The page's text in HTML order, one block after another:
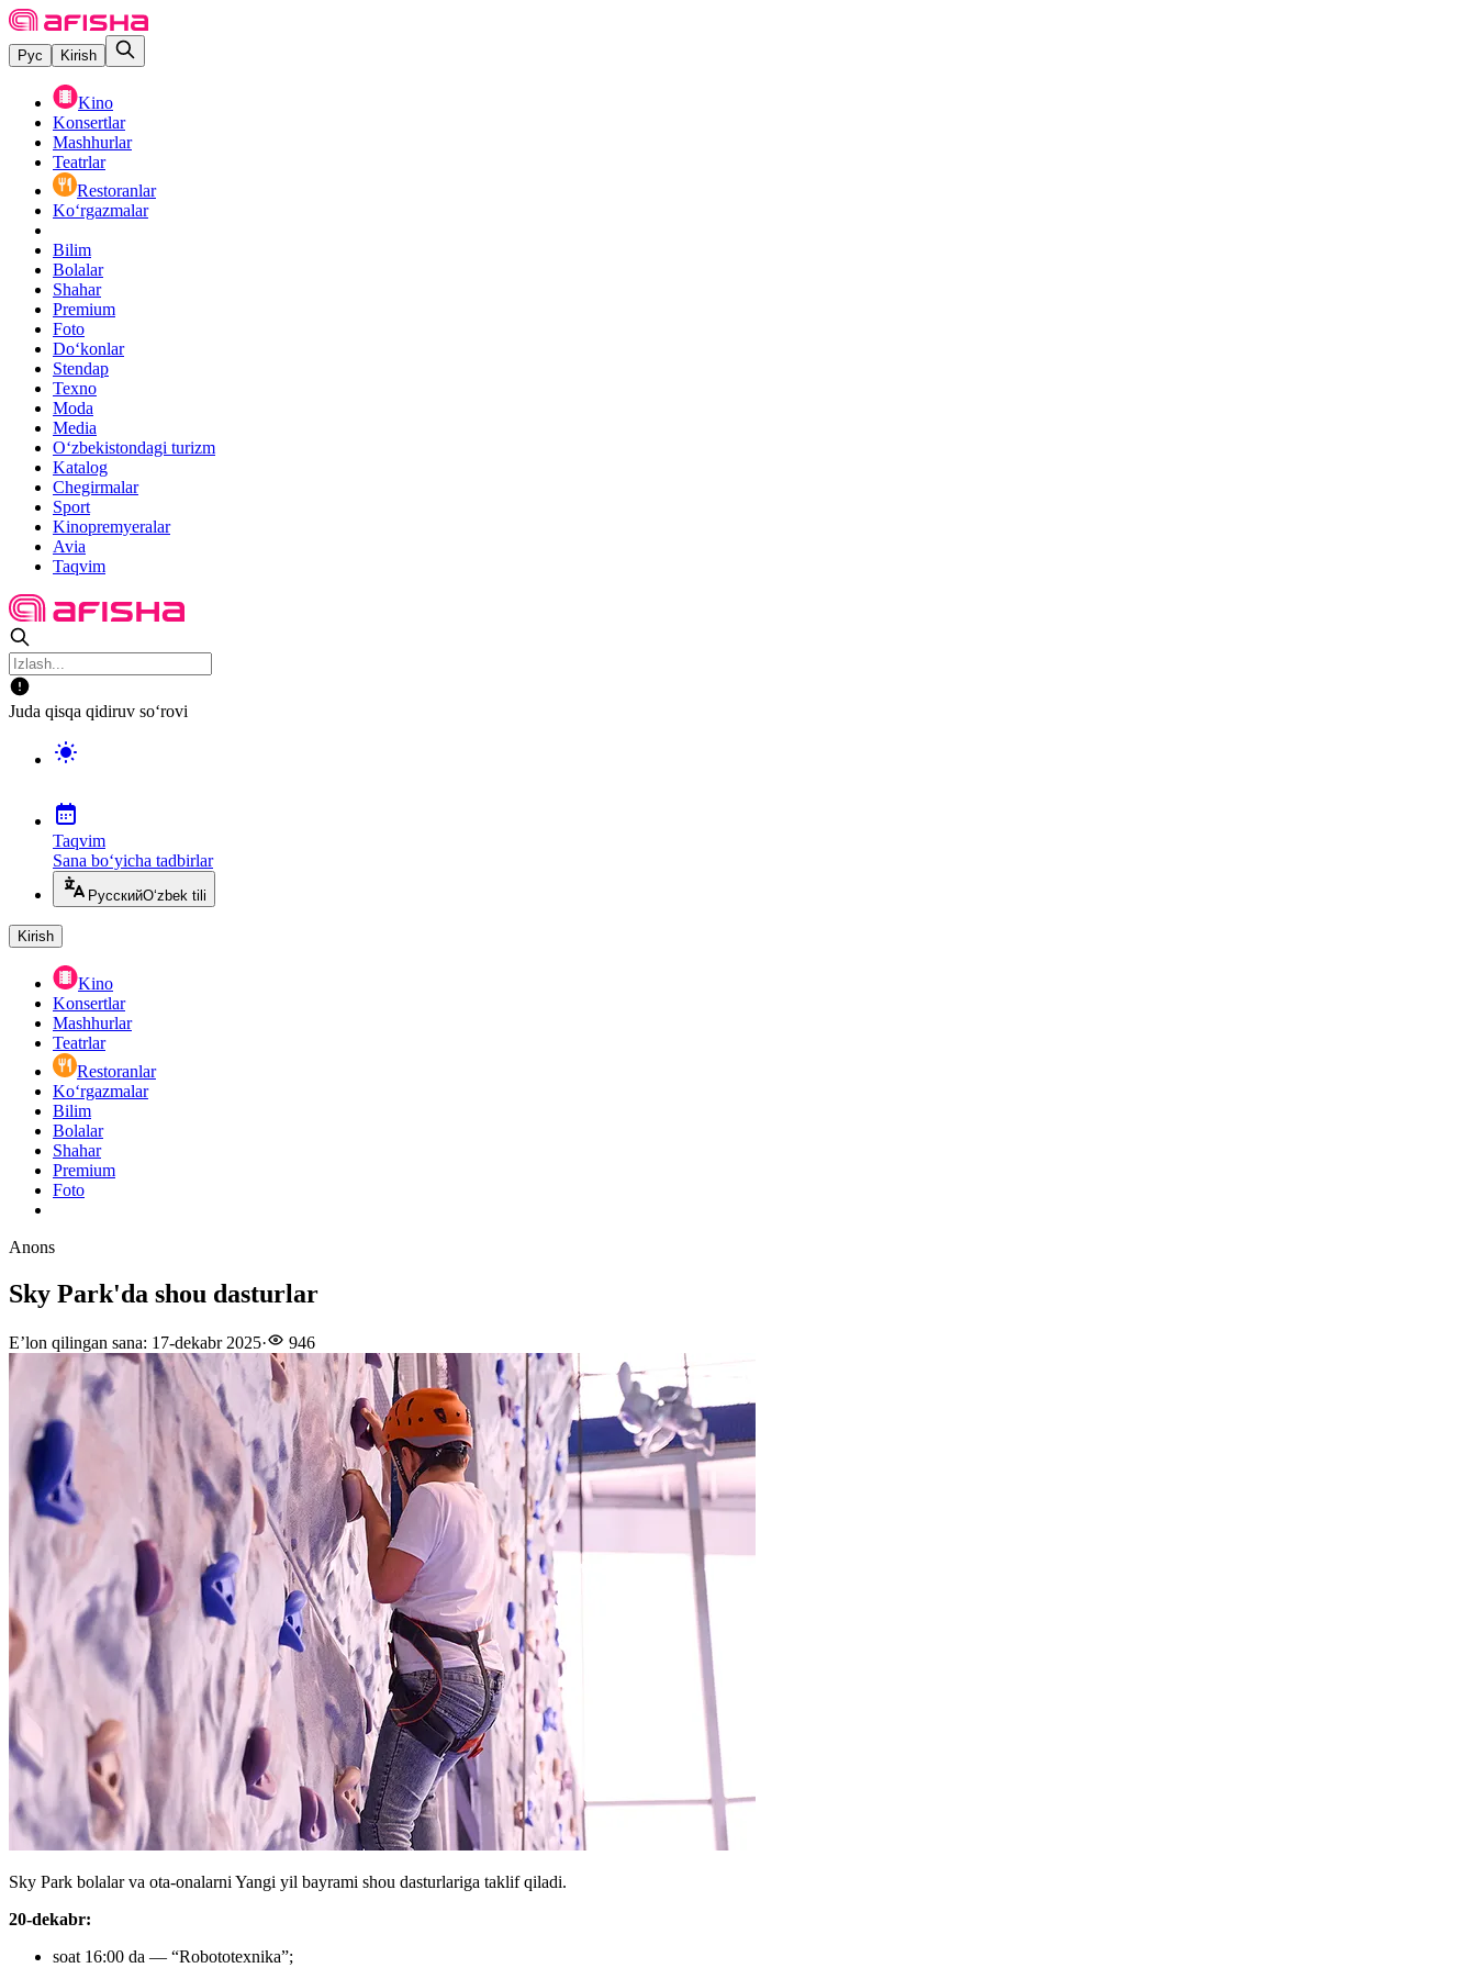
Рус Kirish
Kino
Konsertlar
Mashhurlar
Teatrlar
Restoranlar
Ko‘rgazmalar
Bilim
Bolalar
Shahar
Premium
Foto
Do‘konlar
Stendap
Texno
Moda
Media
O‘zbekistondagi turizm
Katalog
Chegirmalar
Sport
Kinopremyeralar
Avia
Taqvim
Juda qisqa qidiruv so‘rovi
Taqvim
Sana bo‘yicha tadbirlar
РусскийO‘zbek tili
Kirish
Kino
Konsertlar
Mashhurlar
Teatrlar
Restoranlar
Ko‘rgazmalar
Bilim
Bolalar
Shahar
Premium
Foto
Anons
Sky Park'da shou dasturlar
E’lon qilingan sana: 17-dekabr 2025· 946
Sky Park bolalar va ota-onalarni Yangi yil bayrami shou dasturlariga taklif qiladi.
20-dekabr:
soat 16:00 da — “Robototexnika”;